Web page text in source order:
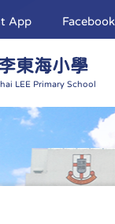
東海小學
LEE Primary School
App Facebook